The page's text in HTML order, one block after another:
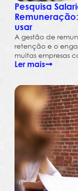
Pesquisa
usar
A gestão de
retenção e o
muitas empresas
Ler mais